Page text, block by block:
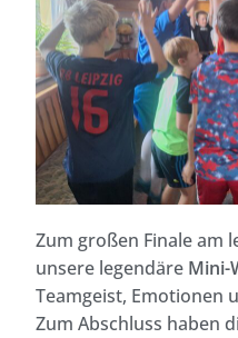
Zum großen Finale am
unsere legendäre Mini-
Teamgeist, Emotionen
Zum Abschluss haben